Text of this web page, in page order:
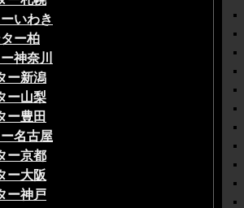
いわき
ー柏
神奈川
ー新潟
ー山梨
ー豊田
名古屋
ー京都
ー大阪
ー神戸